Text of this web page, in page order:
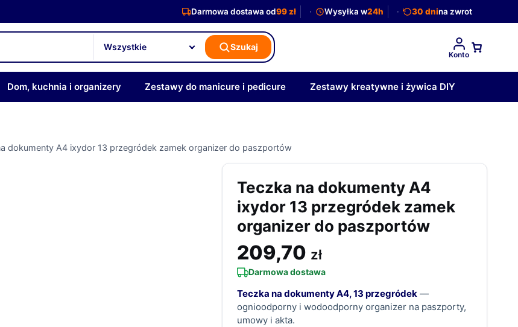
Darmowa dostawa od99 zł Wysyłka w24h 30 dnina zwrot
Szukaj
Konto
Dom, kuchnia i organizery Zestawy do manicure i pedicure Zestawy kreatywne i żywica DIY
dokumenty A4 ixydor 13 przegródek zamek organizer do paszportów
Teczka na dokumenty A4
ixydor 13 przegródek zamek
organizer do paszportów
209,70 zł
Darmowa dostawa
Teczka na dokumenty A4, 13 przegródek —
ognioodporny i wodoodporny organizer na paszporty,
umowy i akta.